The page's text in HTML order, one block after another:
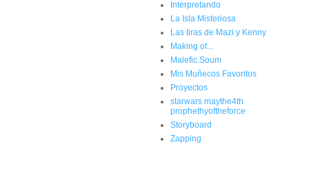
Interpretando
La Isla Misteriosa
Las tiras de Mazi y Kenny
Making of...
Malefic.Soum
Mis Muñecos Favoritos
Proyectos
starwars maythe4th
prophethyoftheforce
Storyboard
Zapping